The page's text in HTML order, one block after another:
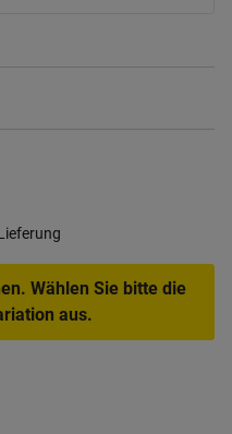
Wählen Sie bitte die
aus.